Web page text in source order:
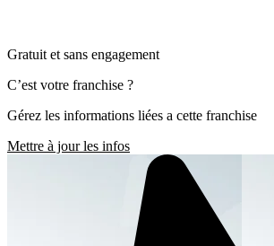
Gratuit et sans engagement
C’est votre franchise ?
Gérez les informations liées a cette franchise
Mettre à jour les infos